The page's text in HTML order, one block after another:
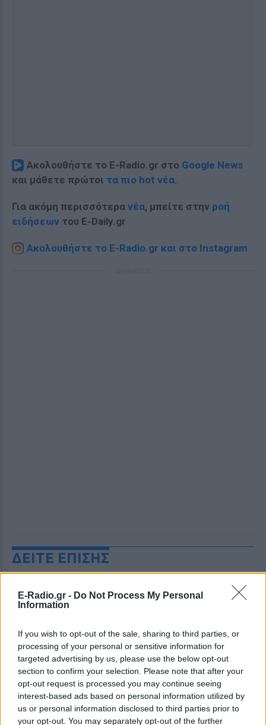
E-Radio.gr - Do Not Process My Personal
Information
If you wish to opt-out of the sale, sharing to third parties, or
processing of your personal or sensitive information for
targeted advertising by us, please use the below opt-out
section to confirm your selection. Please note that after your
opt-out request is processed you may continue seeing
interest-based ads based on personal information utilized by
us or personal information disclosed to third parties prior to
your opt-out. You may separately opt-out of the further
Ακολουθήστε το E-Radio.gr στο Google News
και μάθετε πρώτοι τα πιο hot νέα.
Για ακόμη περισσότερα νέα, μπείτε στην ροή
ειδήσεων του E-Daily.gr
Ακολουθήστε το E-Radio.gr και στο Instagram
ΔΕΙΤΕ ΕΠΙΣΗΣ
ΣΤΗΝ ΙΔΙΑ ΚΑΤΗΓΟΡΙΑ
ερευνητής που κατέγραφε τη
συμβίωση του μικρού σκυλιού
με αγέλη λύκων εξηγεί γιατί
δεν επενέβη
«Κρατάμε την επιστημονική απόσταση,
δεν είναι δυνατόν να πάω να επέμβω,
ούτε γίνεται να στείλω κάποιον
κτηνίατρο σε ένα μέρος όπου υπάρχει